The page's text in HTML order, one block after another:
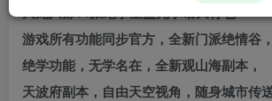
天龙八部14派绝学星盘无学谱天背包
游戏所有功能同步官方，全新门派绝情谷
绝学功能，无学名在，全新观山海副本，
天波府副本，自由天空视角，随身城市传